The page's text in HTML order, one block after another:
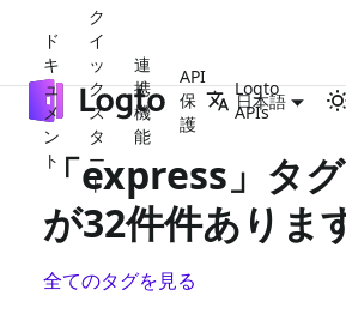
ド
キ
ュ
メ
ン
ト
ク
イ
ッ
ク
ス
タ
ー
ト
連
携
機
能
API
保
護
Logto
APIs
日本語
「express」タ
が32件件ありま
全てのタグを見る